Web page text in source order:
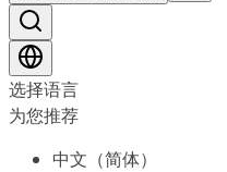
选择语言
为您推荐
中文（简体）